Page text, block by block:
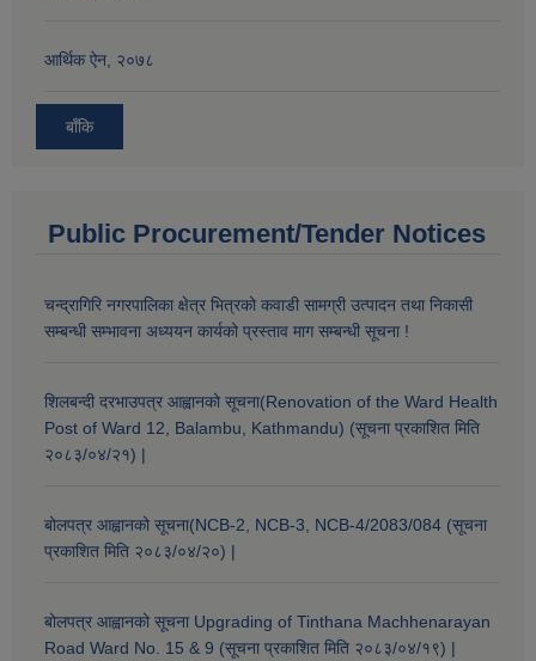
आर्थिक ऐन, २०७८
बाँकि
Public Procurement/Tender Notices
चन्द्रागिरि नगरपालिका क्षेत्र भित्रको कवाडी सामग्री उत्पादन तथा निकासी
सम्बन्धी सम्भावना अध्ययन कार्यको प्रस्ताव माग सम्बन्धी सूचना !
शिलबन्दी दरभाउपत्र आह्वानको सूचना(Renovation of the Ward Health
Post of Ward 12, Balambu, Kathmandu) (सूचना प्रकाशित मिति
२०८३/०४/२१) |
बोलपत्र आह्वानको सूचना(NCB-2, NCB-3, NCB-4/2083/084 (सूचना
प्रकाशित मिति २०८३/०४/२०) |
बोलपत्र आह्वानको सूचना Upgrading of Tinthana Machhenarayan
Road Ward No. 15 & 9 (सूचना प्रकाशित मिति २०८३/०४/१९) |